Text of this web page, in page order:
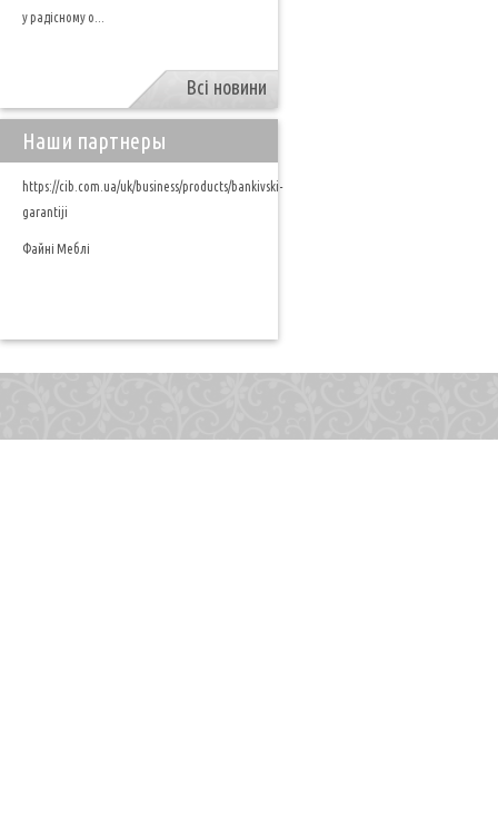
у радісному о...
Всі новини
Наши партнеры
https://cib.com.ua/uk/business/products/bankivski-
garantiji
Файні Меблі